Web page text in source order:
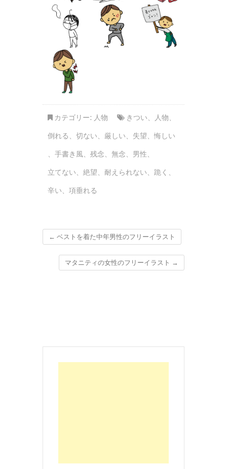
カテゴリー: 人物 きつい、 人物、
倒れる 、 切ない、 厳しい、 失望、 悔しい
、 手書き風、 残念、 無念、 男性、
立てない、 絶望、 耐えられない、 跪く 、
辛い、 項垂れる
← ベストを着た中年男性のフリーイラスト
マタニティの女性のフリーイラスト →